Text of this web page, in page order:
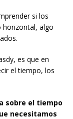
si los
horizontal, algo
es que en
el tiempo, los
sobre el tiempo
necesitamos